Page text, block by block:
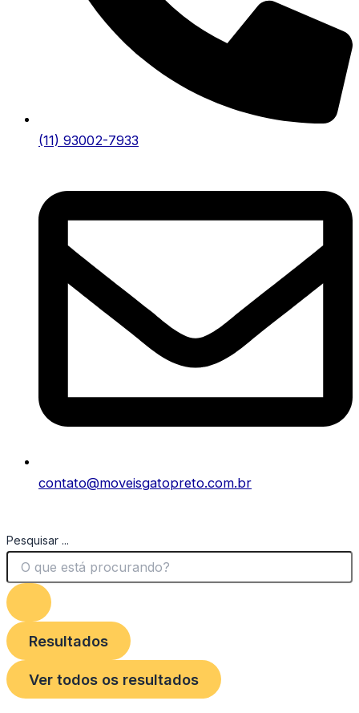
(11) 93002-7933
contato@moveisgatopreto.com.br
Pesquisar ...
Resultados
Ver todos os resultados